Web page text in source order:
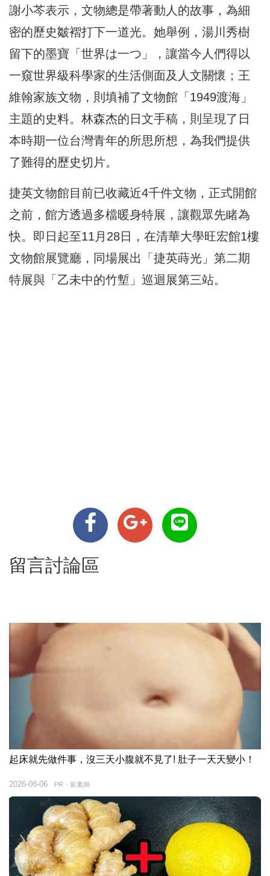
謝小芩表示，文物總是帶著動人的故事，為細
密的歷史皺褶打下一道光。她舉例，湯川秀樹
留下的墨寶「世界は一つ」，讓當今人們得以
一窺世界級科學家的生活側面及人文關懷；王
維翰家族文物，則填補了文物館「1949渡海」
主題的史料。林森杰的日文手稿，則呈現了日
本時期一位台灣青年的所思所想，為我們提供
了難得的歷史切片。
捷英文物館目前已收藏近4千件文物，正式開館
之前，館方透過多檔暖身特展，讓觀眾先睹為
快。即日起至11月28日，在清華大學旺宏館1樓
文物館展覽廳，同場展出「捷英蒔光」第二期
特展與「乙未中的竹塹」巡迴展第三站。
留言討論區
起床就先做件事，沒三天小腹就不見了! 肚子一天天變小！
PR・新素簡
2026-08-06